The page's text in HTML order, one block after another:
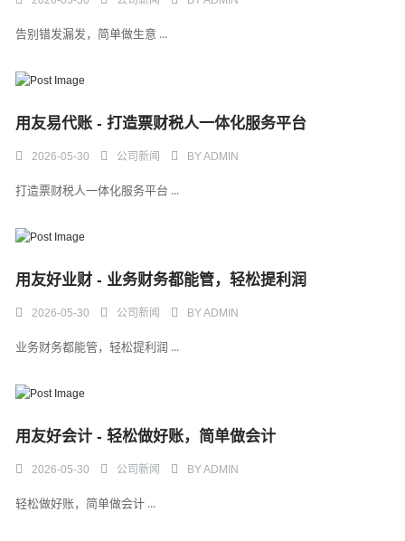
告别错发漏发，简单做生意 ...
用友易代账 - 打造票财税人一体化服务平台
2026-05-30 公司新闻 BYADMIN
打造票财税人一体化服务平台 ...
用友好业财 - 业务财务都能管，轻松提利润
2026-05-30 公司新闻 BYADMIN
业务财务都能管，轻松提利润 ...
用友好会计 - 轻松做好账，简单做会计
2026-05-30 公司新闻 BYADMIN
轻松做好账，简单做会计 ...